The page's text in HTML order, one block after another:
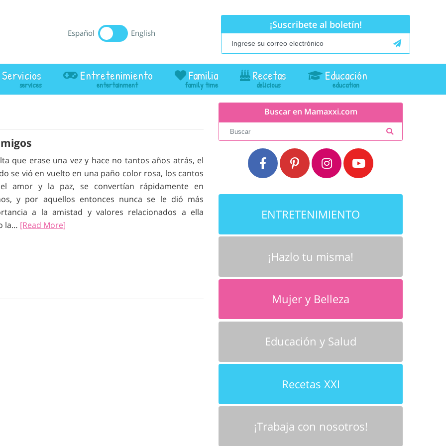
Español English
¡Suscribete al boletín!
Servicios Entretenimiento Familia Recetas Educación
que erase una vez y hace no tantos años atrás, el
se vió en vuelto en una paño color rosa, los cantos
amor y la paz, se convertían rápidamente en
y por aquellos entonces nunca se le dió más
a la amistad y valores relacionados a ella
la… [Read More]
Buscar en Mamaxxi.com
ENTRETENIMIENTO
¡Hazlo tu misma!
Mujer y Belleza
Educación y Salud
Recetas XXI
¡Trabaja con nosotros!